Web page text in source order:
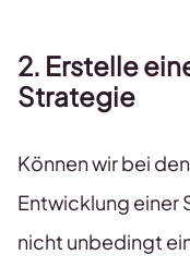
2. Erstelle
Strategie
Können wir bei
Entwicklung
nicht unbedingt